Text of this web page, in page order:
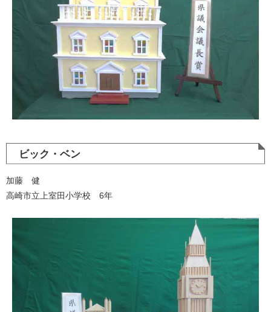
ビック・ベン
加藤 健
高崎市立上室田小学校 6年